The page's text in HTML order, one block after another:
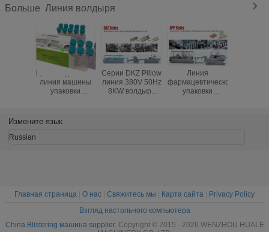
Больше Линия волдыря
Производственная
линия машины
упаковки
ампулы полно
Серии DKZ Pillow
линия 380V 50Hz
8KW волдыря
Линия
фармацевтической
упаковки
Измените язык
Russian
Главная страница О нас Свяжитесь мы Карта сайта
Privacy Policy
Взгляд настольного компьютера
China Blistering машина supplier. Copyright © 2015 - 2026 WENZHOU HUALE